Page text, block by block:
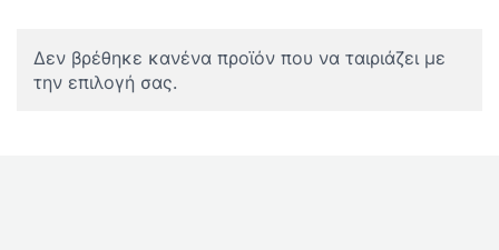
Δεν βρέθηκε κανένα προϊόν που να ταιριάζει με
την επιλογή σας.